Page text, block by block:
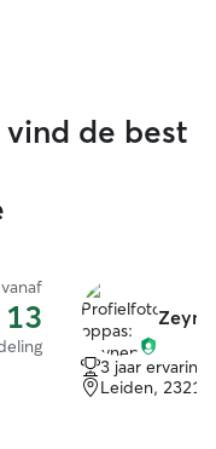
vind de best
vanaf
3 jaar ervaring
Leiden, 2321